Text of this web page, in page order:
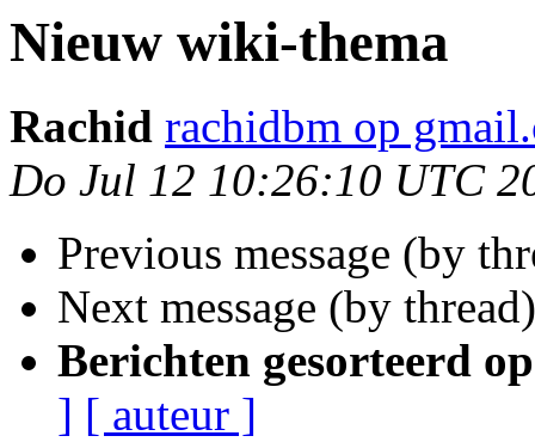
Nieuw wiki-thema
Rachid rachidbm op
Do Jul 12 10:26:10 UTC
Previous message (by
Next message (by
Berichten gesorteerd
] [ auteur ]